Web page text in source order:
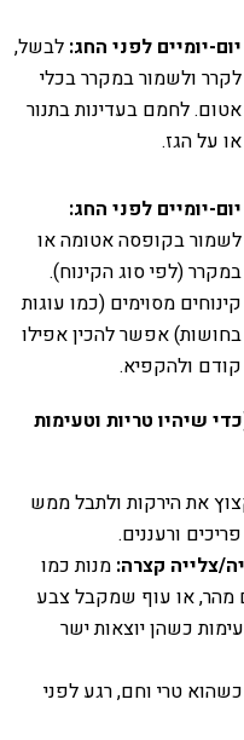
יום-יומיים לפני החג: לבשל,
לקרר ולשמור במקרר בכלי
אטום. לחמם בעדינות בתנור
או על הגז.
יום-יומיים לפני החג:
לשמור בקופסה אטומה או
במקרר (לפי סוג הקינוח).
קינוחים מסוימים (כמו עוגות
בחושות) אפשר להכין אפילו
קודם ולהקפיא.
שיהיו טריות וטעימות
את הירקות ולתבל ממש
ורעננים.
צלייה קצרה: מנות כמו
מהר, או עוף שמקבל צבע
כשהן יוצאות ישר
טרי וחם, רגע לפני